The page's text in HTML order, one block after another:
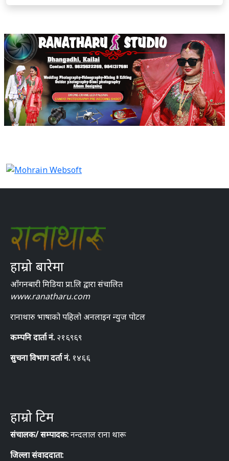
हाम्रो बारेमा
आँगनबारी मिडिया प्रा.लि द्वारा संचालित
www.ranatharu.com
रानाथारु भाषाको पहिलो अनलाइन न्युज पोटल
कम्पनि दार्ता नं. २१६९६९
सुचना विभाग दर्ता नं. १४६६
हाम्रो टिम
संचालक/ सम्पादक:नन्दलाल राना थारू
जिल्ला संवाददाता: